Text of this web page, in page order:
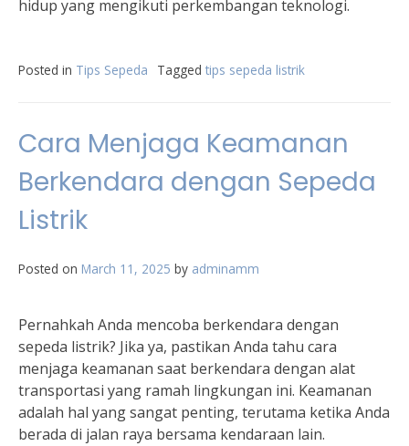
hidup yang mengikuti perkembangan teknologi.
Posted in Tips Sepeda Tagged tips sepeda listrik
Cara Menjaga Keamanan
Berkendara dengan Sepeda
Listrik
Posted on March 11, 2025 by adminamm
Pernahkah Anda mencoba berkendara dengan
sepeda listrik? Jika ya, pastikan Anda tahu cara
menjaga keamanan saat berkendara dengan alat
transportasi yang ramah lingkungan ini. Keamanan
adalah hal yang sangat penting, terutama ketika Anda
berada di jalan raya bersama kendaraan lain.